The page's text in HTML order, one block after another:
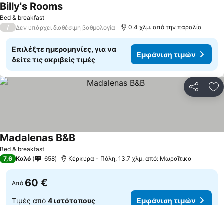
Bed & breakfast
Billy's RoomsΕμφάνιση τιμών
/ Δεν υπάρχει διαθέσιμη βαθμολογία 0.4 χλμ. από την παραλία
Επιλέξτε ημερομηνίες, για να
δείτε τις ακριβείς τιμές
Εμφάνιση τιμών
Bed & breakfast
Madalenas B&BΕμφάνιση τιμών
7,6 Καλό 658 Κέρκυρα - Πόλη, 13.7 χλμ. από: Μωραΐτικα
Από 60 €
Τιμές από 4 ιστότοπους Εμφάνιση τιμών